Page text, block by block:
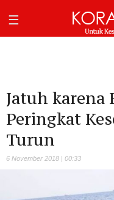
Jatuh karena
Peringkat
Turun
6 November 2018 | 00:33